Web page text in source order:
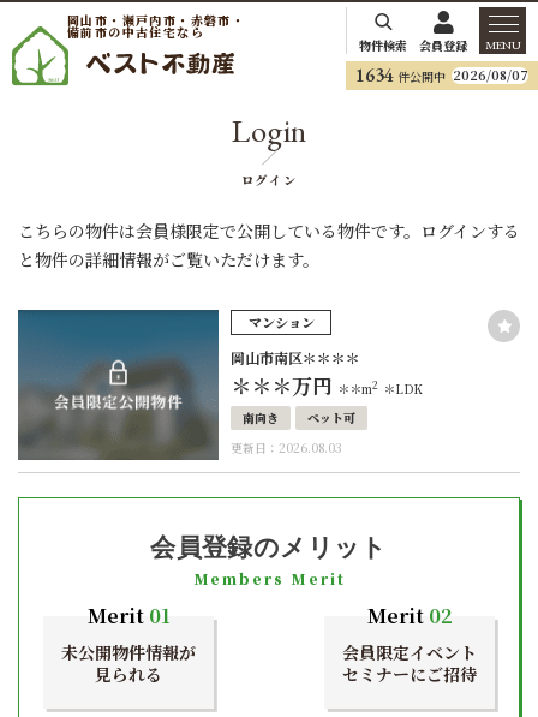
岡山市・瀬戸内市・赤磐市・
備前市の中古住宅なら
物件検索 会員登録 MENU
1634 件公開中 2026/08/07
Login
ログイン
こちらの物件は会員様限定で公開している物件です。ログインする
と物件の詳細情報がご覧いただけます。
マンション
岡山市南区＊＊＊＊
＊＊＊万円 ＊＊m2 ＊LDK
南向き
ペット可
更新日：2026.08.03
会員登録のメリット
Members Merit
Merit01
未公開物件情報が
見られる
Merit02
会員限定イベント
セミナーにご招待